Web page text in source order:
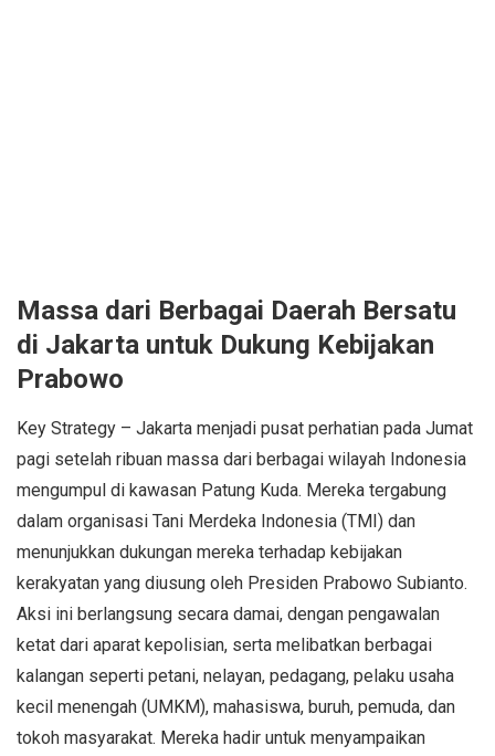
Massa dari Berbagai Daerah Bersatu
di Jakarta untuk Dukung Kebijakan
Prabowo
Key Strategy – Jakarta menjadi pusat perhatian pada Jumat
pagi setelah ribuan massa dari berbagai wilayah Indonesia
mengumpul di kawasan Patung Kuda. Mereka tergabung
dalam organisasi Tani Merdeka Indonesia (TMI) dan
menunjukkan dukungan mereka terhadap kebijakan
kerakyatan yang diusung oleh Presiden Prabowo Subianto.
Aksi ini berlangsung secara damai, dengan pengawalan
ketat dari aparat kepolisian, serta melibatkan berbagai
kalangan seperti petani, nelayan, pedagang, pelaku usaha
kecil menengah (UMKM), mahasiswa, buruh, pemuda, dan
tokoh masyarakat. Mereka hadir untuk menyampaikan